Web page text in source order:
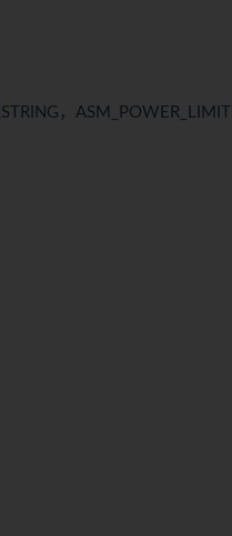
，ASM_POWER_LIMIT